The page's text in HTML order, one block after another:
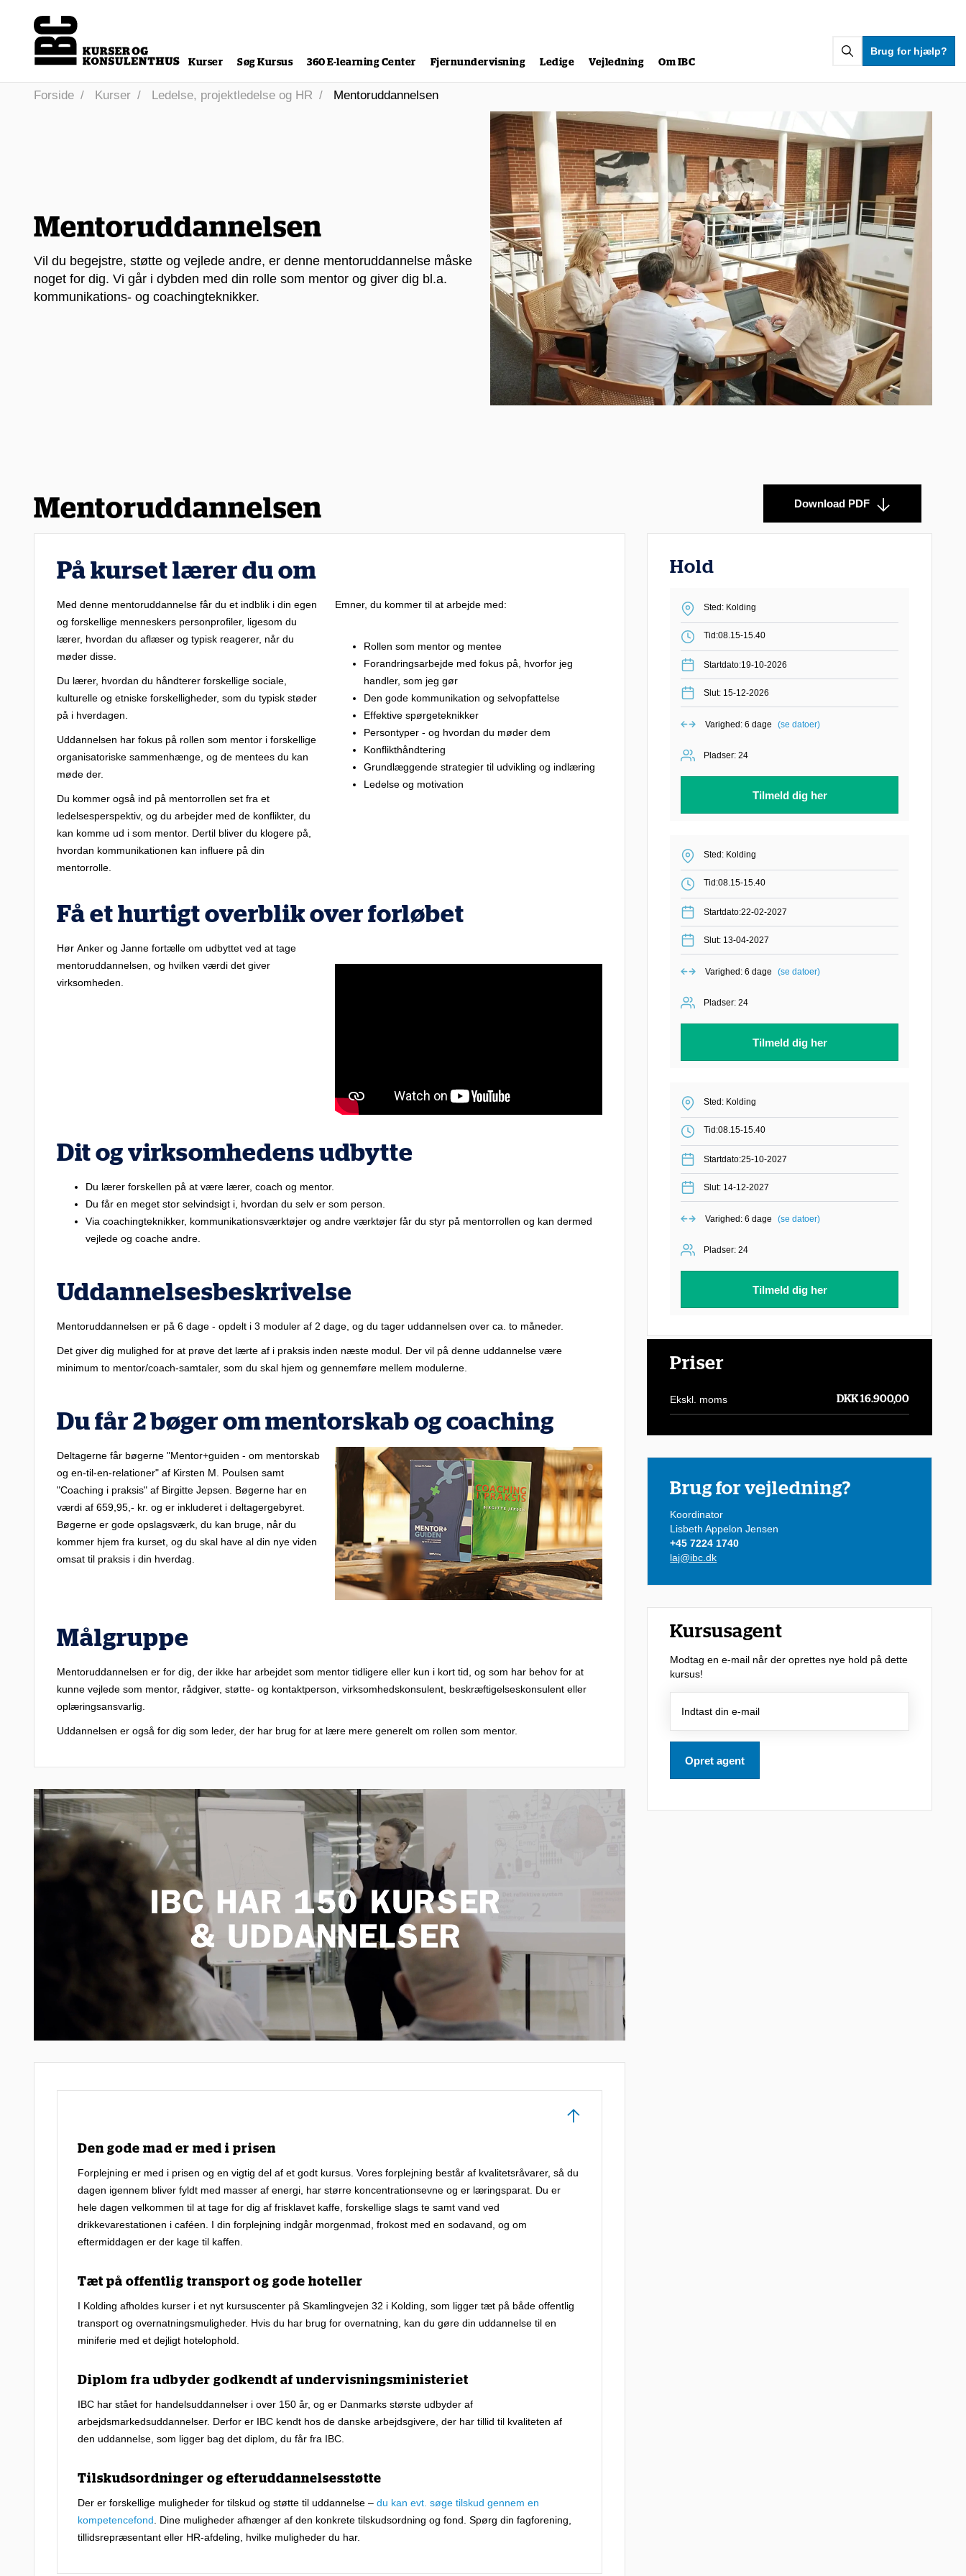
Kurser Søg Kursus 360 E-learning Center Fjernundervisning Ledige Vejledning Om IBC
Brug for hjælp?
Mentoruddannelsen
Vil du begejstre, støtte og vejlede andre, er denne mentoruddannelse måske
noget for dig. Vi går i dybden med din rolle som mentor og giver dig bl.a.
kommunikations- og coachingteknikker.
Forside Kurser Ledelse, projektledelse og HR Mentoruddannelsen
Mentoruddannelsen Download PDF
På kurset lærer du om
Med denne mentoruddannelse får du et indblik i din egen
og forskellige menneskers personprofiler, ligesom du
lærer, hvordan du aflæser og typisk reagerer, når du
møder disse.
Du lærer, hvordan du håndterer forskellige sociale,
kulturelle og etniske forskelligheder, som du typisk støder
på i hverdagen.
Uddannelsen har fokus på rollen som mentor i forskellige
organisatoriske sammenhænge, og de mentees du kan
møde der.
Du kommer også ind på mentorrollen set fra et
ledelsesperspektiv, og du arbejder med de konflikter, du
kan komme ud i som mentor. Dertil bliver du klogere på,
hvordan kommunikationen kan influere på din
mentorrolle.
Emner, du kommer til at arbejde med:
Rollen som mentor og mentee
Forandringsarbejde med fokus på, hvorfor jeg
handler, som jeg gør
Den gode kommunikation og selvopfattelse
Effektive spørgeteknikker
Persontyper - og hvordan du møder dem
Konflikthåndtering
Grundlæggende strategier til udvikling og indlæring
Ledelse og motivation
Få et hurtigt overblik over forløbet
Hør Anker og Janne fortælle om udbyttet ved at tage
mentoruddannelsen, og hvilken værdi det giver
virksomheden.
Dit og virksomhedens udbytte
Du lærer forskellen på at være lærer, coach og mentor.
Du får en meget stor selvindsigt i, hvordan du selv er som person.
Via coachingteknikker, kommunikationsværktøjer og andre værktøjer får du styr på mentorrollen og kan dermed
vejlede og coache andre.
Uddannelsesbeskrivelse
Mentoruddannelsen er på 6 dage - opdelt i 3 moduler af 2 dage, og du tager uddannelsen over ca. to måneder.
Det giver dig mulighed for at prøve det lærte af i praksis inden næste modul. Der vil på denne uddannelse være
minimum to mentor/coach-samtaler, som du skal hjem og gennemføre mellem modulerne.
Du får 2 bøger om mentorskab og coaching
Deltagerne får bøgerne "Mentor+guiden - om mentorskab
og en-til-en-relationer" af Kirsten M. Poulsen samt
"Coaching i praksis" af Birgitte Jepsen. Bøgerne har en
værdi af 659,95,- kr. og er inkluderet i deltagergebyret.
Bøgerne er gode opslagsværk, du kan bruge, når du
kommer hjem fra kurset, og du skal have al din nye viden
omsat til praksis i din hverdag.
Målgruppe
Mentoruddannelsen er for dig, der ikke har arbejdet som mentor tidligere eller kun i kort tid, og som har behov for at
kunne vejlede som mentor, rådgiver, støtte- og kontaktperson, virksomhedskonsulent, beskræftigelseskonsulent eller
oplæringsansvarlig.
Uddannelsen er også for dig som leder, der har brug for at lære mere generelt om rollen som mentor.
Den gode mad er med i prisen
Forplejning er med i prisen og en vigtig del af et godt kursus. Vores forplejning består af kvalitetsråvarer, så du
dagen igennem bliver fyldt med masser af energi, har større koncentrationsevne og er læringsparat. Du er
hele dagen velkommen til at tage for dig af frisklavet kaffe, forskellige slags te samt vand ved
drikkevarestationen i caféen. I din forplejning indgår morgenmad, frokost med en sodavand, og om
eftermiddagen er der kage til kaffen.
Tæt på offentlig transport og gode hoteller
I Kolding afholdes kurser i et nyt kursuscenter på Skamlingvejen 32 i Kolding, som ligger tæt på både offentlig
transport og overnatningsmuligheder. Hvis du har brug for overnatning, kan du gøre din uddannelse til en
miniferie med et dejligt hotelophold.
Diplom fra udbyder godkendt af undervisningsministeriet
IBC har stået for handelsuddannelser i over 150 år, og er Danmarks største udbyder af
arbejdsmarkedsuddannelser. Derfor er IBC kendt hos de danske arbejdsgivere, der har tillid til kvaliteten af
den uddannelse, som ligger bag det diplom, du får fra IBC.
Tilskudsordninger og efteruddannelsesstøtte
Der er forskellige muligheder for tilskud og støtte til uddannelse – du kan evt. søge tilskud gennem en
kompetencefond . Dine muligheder afhænger af den konkrete tilskudsordning og fond. Spørg din fagforening,
tillidsrepræsentant eller HR-afdeling, hvilke muligheder du har.
Hold
Sted: Kolding
Tid:08.15-15.40
Startdato:19-10-2026
Slut: 15-12-2026
Varighed: 6 dage (se datoer)
Pladser: 24
Tilmeld dig her
Sted: Kolding
Tid:08.15-15.40
Startdato:22-02-2027
Slut: 13-04-2027
Varighed: 6 dage (se datoer)
Pladser: 24
Tilmeld dig her
Sted: Kolding
Tid:08.15-15.40
Startdato:25-10-2027
Slut: 14-12-2027
Varighed: 6 dage (se datoer)
Pladser: 24
Tilmeld dig her
Priser
Ekskl. moms DKK 16.900,00
Brug for vejledning?
Koordinator
Lisbeth Appelon Jensen
+45 7224 1740
laj@ibc.dk
Kursusagent
Modtag en e-mail når der oprettes nye hold på dette
kursus!
Opret agent